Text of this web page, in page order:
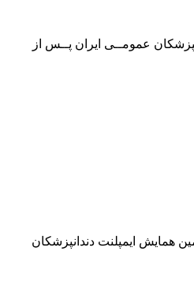
عمومــی ایران پــس از
همایش ایمپلنت دندانپزشکان